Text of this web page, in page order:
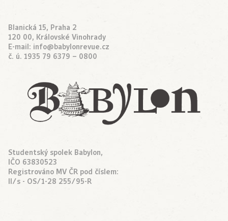
Blanická 15, Praha 2
120 00, Královské Vinohrady
E-mail: info@babylonrevue.cz
č. ú. 1935 79 6379 – 0800
Studentský spolek Babylon,
IČO 63830523
Registrováno MV ČR pod číslem:
II/s - OS/1-28 255/95-R